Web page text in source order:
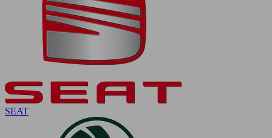
SEAT